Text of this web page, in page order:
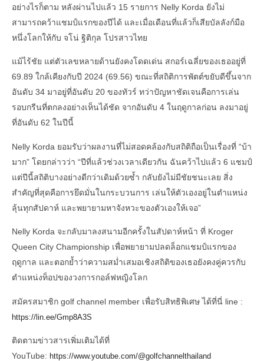
อย่างไรก็ตาม หลังผ่านไปแล้ว 15 รายการ Nelly Korda ยังไม่
สามารถคว้าแชมป์แรกของปีได้ และเมื่อเดือนที่แล้วก็เสียบัลลังก์มือ
หนึ่งโลกให้กับ จโน่ ฐิติกุล โปรสาวไทย
แม้ไร้ชัย แต่ตัวเลขหลายด้านยังคงโดดเด่น สกอร์เฉลี่ยของเธออยู่ที่
69.89 ใกล้เคียงกับปี 2024 (69.56) ขณะที่สถิติการพัตต์ขยับดีขึ้นจาก
อันดับ 34 มาอยู่ที่อันดับ 20 ของทัวร์ ทว่าปัญหาชัดเจนคือการเล่น
รอบกรีนที่ตกลงอย่างเห็นได้ชัด จากอันดับ 4 ในฤดูกาลก่อน ลงมาอยู่
ที่อันดับ 62 ในปีนี้
Nelly Korda ยอมรับว่าผลงานที่ไม่สอดคล้องกับสถิติถือเป็นเรื่องที่ “บ้า
มาก” โดยกล่าวว่า “ปีที่แล้วช่วงเวลาเดียวกัน ฉันคว้าไปแล้ว 6 แชมป์
แต่ปีนี้สถิติบางอย่างดีกว่าเดิมด้วยซ้ำ กลับยังไม่มีชัยชนะเลย สิ่ง
สำคัญที่สุดคือการยึดมั่นในกระบวนการ เล่นให้ตัวเองอยู่ในตำแหน่ง
ลุ้นทุกสัปดาห์ และพยายามหาจังหวะของตัวเองให้เจอ”
Nelly Korda จะกลับมาลงสนามอีกครั้งในสัปดาห์หน้า ที่ Kroger
Queen City Championship เพื่อพยายามปลดล็อกแชมป์แรกของ
ฤดูกาล และตอกย้ำว่าความสม่ำเสมอเชิงสถิติของเธอยังคงคู่ควรกับ
ตำแหน่งท็อปของวงการกอล์ฟหญิงโลก
สมัครสมาชิก golf channel member เพื่อรับสิทธิพิเศษ ได้ที่นี่ line :
https://lin.ee/Gmp8A3S
ติดตามข่าวสารเพิ่มเติมได้ที่
YouTube: https://www.youtube.com/@golfchannelthailand